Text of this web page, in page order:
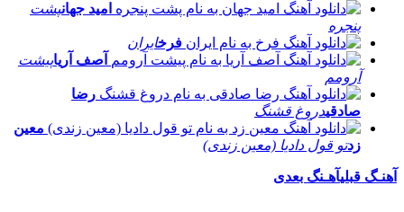
امید جهانپشت
پنجره
فرخایران
آصف آریاپیشت
آرومم
رضا
صادقیدروغ قشنگ
معین
زدتو قول دادیا (معین زندی)
آهنـگ قبلیآهـنگ بعدی